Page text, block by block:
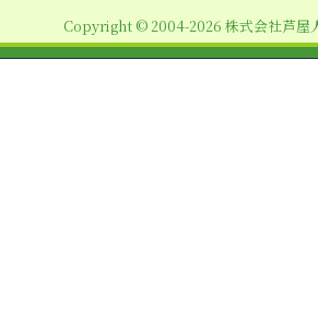
ン
Copyright © 2004-2026 株式会社芦